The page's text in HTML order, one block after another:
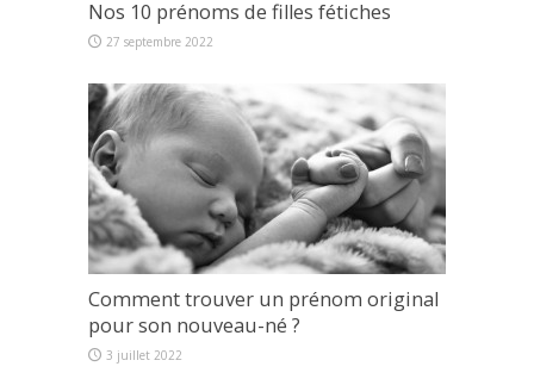
Nos 10 prénoms de filles fétiches
27 septembre 2022
Comment trouver un prénom original
pour son nouveau-né ?
3 juillet 2022